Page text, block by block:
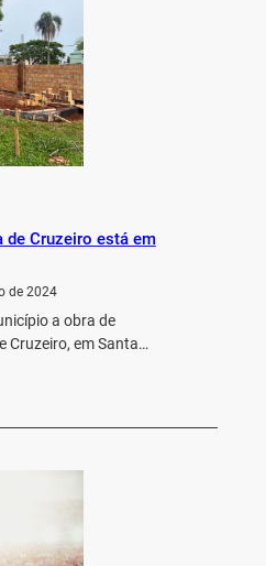
de Cruzeiro está em
de 2024
a obra de
Cruzeiro, em Santa…